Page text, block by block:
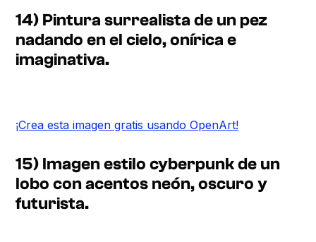
14) Pintura surrealista de un pez
nadando en el cielo, onírica e
imaginativa.
¡Crea esta imagen gratis usando OpenArt!
15) Imagen estilo cyberpunk de un
lobo con acentos neón, oscuro y
futurista.